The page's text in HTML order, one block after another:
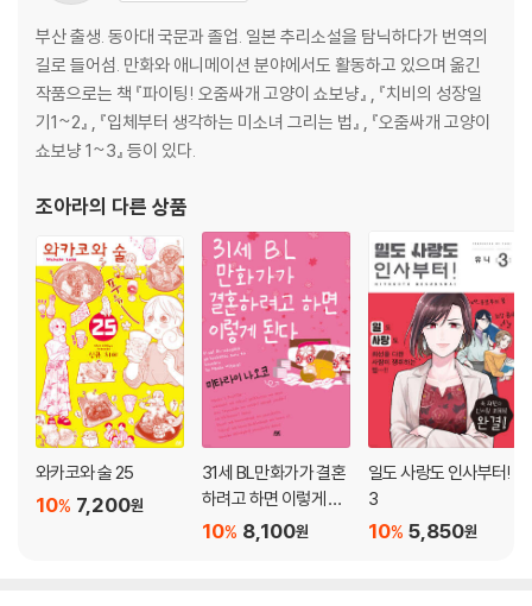
식사에 관한 「관습」
침묵 속의 「디너」
승진과 마찰-레이디스 메이드의 경우
「급이 다른」 내니들
의지할 곳 없는 가정교사
다락방의 청춘
column 메이드들의 음식
제6장 메이드의 제복
「역겨운」 오전용 제복
흑과 백의 오후용 드레스
「동경의 대상」인 메이드 제복
제복 값은 자비로
지위를 나타내는 의복과 모자
병원의 너스와 어린이의 너스
메이드 모자가 싫어!
column 모슬린은 어떤 천이었을까
부산 출생. 동아대 국문과 졸업. 일본 추리소설을 탐닉하다가 번역의
길로 들어섬. 만화와 애니메이션 분야에서도 활동하고 있으며 옮긴
작품으로는 책 『파이팅! 오줌싸개 고양이 쇼보냥』 , 『치비의 성장일
기1~2』 , 『입체부터 생각하는 미소녀 그리는 법』 , 『오줌싸개 고양이
쇼보냥 1~3』 등이 있다.
조아라의 다른 상품
와카코와 술 25
7,200원
10%
31세 BL만화가가 결혼
하려고 하면 이렇게 된
다
8,100원
10%
일도 사랑도 인사부터!
3
5,850원
10%